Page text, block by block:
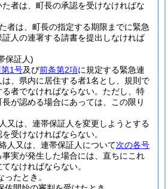
た者は、町長の承認を受けなければな
者は、町長の指定する期限までに緊急
人の連署する請書を提出しなければ
保証人)
1号及び前条第2項に規定する緊急連
、県内に居住する者1名とし、規則で
者でなければならない。 ただし、特
が認める場合にあっては、この限り
又は、連帯保証人を変更しようとする
受けなければならない。
人又は、連帯保証人について次の各号
実が発生した場合には、直ちにこれ
なければならない。
たとき。